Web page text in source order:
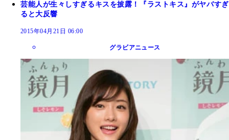
芸能人が生々しすぎるキスを披露！『ラストキス』がヤバすぎ
ると大反響
2015年04月21日 06:00
グラビアニュース